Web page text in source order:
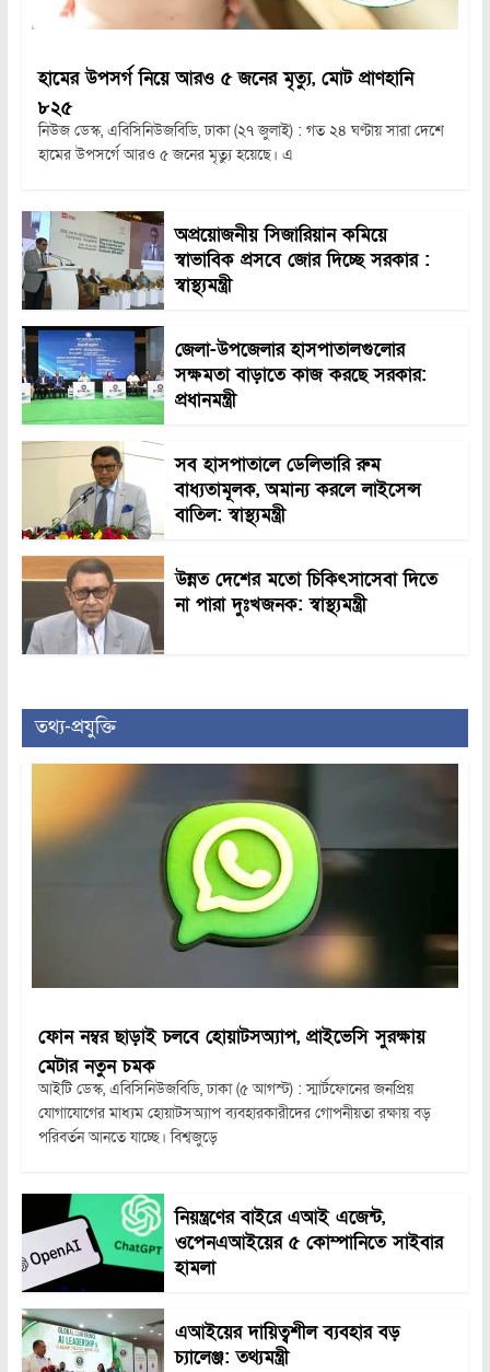
হামের উপসর্গ নিয়ে আরও ৫ জনের মৃত্যু, মোট প্রাণহানি
৮২৫
নিউজ ডেস্ক, এবিসিনিউজবিডি, ঢাকা (২৭ জুলাই) : গত ২৪ ঘণ্টায় সারা দেশে
হামের উপসর্গে আরও ৫ জনের মৃত্যু হয়েছে। এ
অপ্রয়োজনীয় সিজারিয়ান কমিয়ে
স্বাভাবিক প্রসবে জোর দিচ্ছে সরকার :
স্বাস্থ্যমন্ত্রী
জেলা-উপজেলার হাসপাতালগুলোর
সক্ষমতা বাড়াতে কাজ করছে সরকার:
প্রধানমন্ত্রী
সব হাসপাতালে ডেলিভারি রুম
বাধ্যতামূলক, অমান্য করলে লাইসেন্স
বাতিল: স্বাস্থ্যমন্ত্রী
উন্নত দেশের মতো চিকিৎসাসেবা দিতে
না পারা দুঃখজনক: স্বাস্থ্যমন্ত্রী
তথ্য-প্রযুক্তি
ফোন নম্বর ছাড়াই চলবে হোয়াটসঅ্যাপ, প্রাইভেসি সুরক্ষায়
মেটার নতুন চমক
আইটি ডেস্ক, এবিসিনিউজবিডি, ঢাকা (৫ আগস্ট) : স্মার্টফোনের জনপ্রিয়
যোগাযোগের মাধ্যম হোয়াটসঅ্যাপ ব্যবহারকারীদের গোপনীয়তা রক্ষায় বড়
পরিবর্তন আনতে যাচ্ছে। বিশ্বজুড়ে
নিয়ন্ত্রণের বাইরে এআই এজেন্ট,
ওপেনএআইয়ের ৫ কোম্পানিতে সাইবার
হামলা
এআইয়ের দায়িত্বশীল ব্যবহার বড়
চ্যালেঞ্জ: তথ্যমন্ত্রী